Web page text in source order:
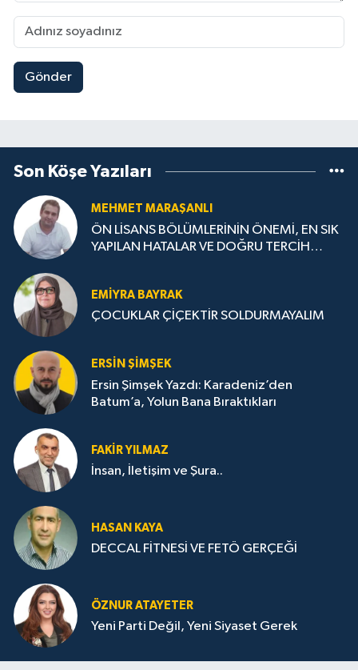
Gönder
Son Köşe Yazıları
MEHMET MARAŞANLI
ÖN LİSANS BÖLÜMLERİNİN ÖNEMİ, EN SIK
YAPILAN HATALAR VE DOĞRU TERCİH
EMIYRA BAYRAK
ÇOCUKLAR ÇİÇEKTİR SOLDURMAYALIM
ERSIN ŞIMŞEK
Ersin Şimşek Yazdı: Karadeniz’den
Batum’a, Yolun Bana Bıraktıkları
FAKIR YILMAZ
İnsan, İletişim ve Şura..
HASAN KAYA
DECCAL FİTNESİ VE FETÖ GERÇEĞİ
ÖZNUR ATAYETER
Yeni Parti Değil, Yeni Siyaset Gerek